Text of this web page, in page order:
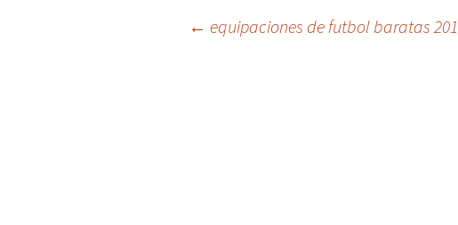
Navegación
← equipaciones de futbol baratas